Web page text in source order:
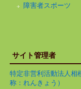
障害者スポーツ
サイト管理者
特定非営利活動法人相
称：れんきょう）